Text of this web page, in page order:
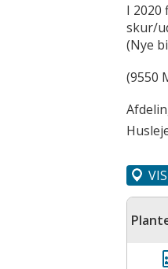
I
skur/
(Nye
(9550